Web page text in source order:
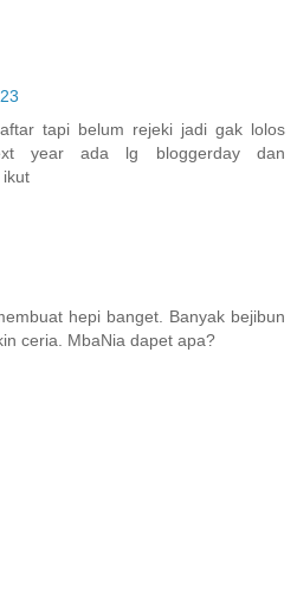
tapi belum rejeki jadi gak lolos
year ada lg bloggerday dan
ikut
hepi banget. Banyak bejibun
ceria. MbaNia dapet apa?